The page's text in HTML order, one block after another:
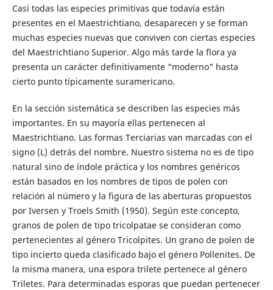
Casi todas las especies primitivas que todavía están
presentes en el Maestrichtiano, desaparecen y se forman
muchas especies nuevas que conviven con ciertas especies
del Maestrichtiano Superior. Algo más tarde la flora ya
presenta un carácter definitivamente “moderno" hasta
cierto punto típicamente suramericano.
En la sección sistemática se describen las especies más
importantes. En su mayoría ellas pertenecen al
Maestrichtiano. Las formas Terciarias van marcadas con el
signo (L) detrás del nombre. Nuestro sistema no es de tipo
natural sino de índole práctica y los nombres genéricos
están basados en los nombres de tipos de polen con
relación al número y la figura de las aberturas propuestos
por Iversen y Troels Smith (1950). Según este concepto,
granos de polen de tipo tricolpatae se consideran como
pertenecientes al género Tricolpites. Un grano de polen de
tipo incierto queda clasificado bajo el género Pollenites. De
la misma manera, una espora trilete pertenece al género
Triletes. Para determinadas esporas que puedan pertenecer